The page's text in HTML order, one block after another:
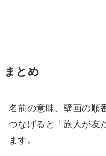
まとめ
名前の意味、壁画の順
つなげると「旅人が友
ます。